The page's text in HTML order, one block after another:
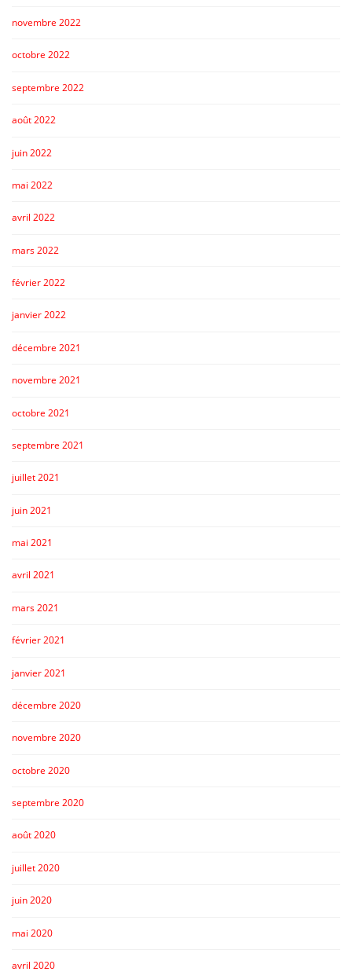
novembre 2022
octobre 2022
septembre 2022
août 2022
juin 2022
mai 2022
avril 2022
mars 2022
février 2022
janvier 2022
décembre 2021
novembre 2021
octobre 2021
septembre 2021
juillet 2021
juin 2021
mai 2021
avril 2021
mars 2021
février 2021
janvier 2021
décembre 2020
novembre 2020
octobre 2020
septembre 2020
août 2020
juillet 2020
juin 2020
mai 2020
avril 2020